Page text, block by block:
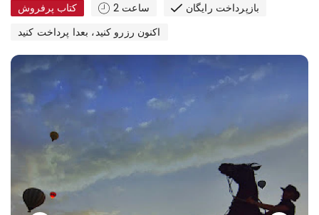
کتاب پرفروش 2 ساعت
بازپرداخت رایگان
اکنون رزرو کنید، بعدا پرداخت کنید